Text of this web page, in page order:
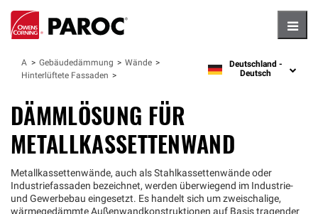
Anwendungen Gebäudedämmung
Wände
Hinterlüftete Fassaden
language
Deutschland -
Deutsch
DÄMMLÖSUNG FÜR
METALLKASSETTENWAND
Metallkassettenwände, auch als Stahlkassettenwände oder
Industriefassaden bezeichnet, werden überwiegend im Industrie‑
und Gewerbebau eingesetzt. Es handelt sich um zweischalige,